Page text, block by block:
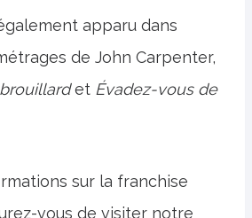
apparu dans
de John Carpenter,
et Évadez-vous de
sur la franchise
vous de visiter notre